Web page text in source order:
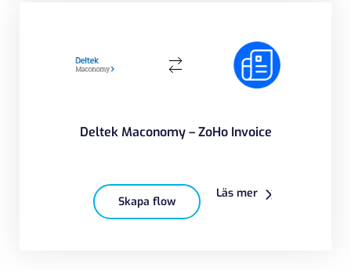
Deltek Maconomy – ZoHo Invoice
Skapa flow
Läs mer